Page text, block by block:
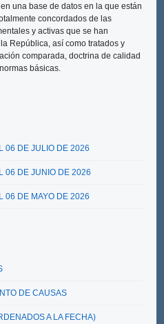
una base de datos en la que están
concordados de las
y activas que se han
República, así como tratados y
comparada, doctrina de calidad
básicas.
06 DE JULIO DE 2026
06 DE JUNIO DE 2026
06 DE MAYO DE 2026
DE CAUSAS
A LA FECHA)